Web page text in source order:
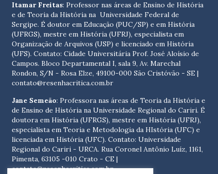
Itamar Freitas: Professor nas áreas de Ensino de História
e de Teoria da História na Universidade Federal de
Sergipe. É doutor em Educação (PUC/SP) e em História
(UFRGS), mestre em História (UFRJ), especialista em
Organização de Arquivos (USP) e licenciado em História
(UFS). Contato: Cidade Universitária Prof. José Aloísio de
Campos. Bloco Departamental I, sala 9, Av. Marechal
Rondon, S/N - Rosa Elze, 49100-000 São Cristóvão - SE |
contato@resenhacritica.com.br
Jane Semeão: Professora nas áreas de Teoria da História e
de Ensino de História na Universidade Regional do Cariri. É
doutora em História (UFRGS), mestre em História (UFRJ),
especialista em Teoria e Metodologia da HIstória (UFC) e
licenciada em História (UFC). Contato: Universidade
Regional do Cariri - URCA. Rua Coronel Antônio Luíz, 1161,
Pimenta, 63105 -010 Crato - CE |
contato@resenhacritica.com.br